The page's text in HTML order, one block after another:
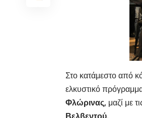
Στο κατάμεστο από
ελκυστικό
Φλώρινας, μαζί με